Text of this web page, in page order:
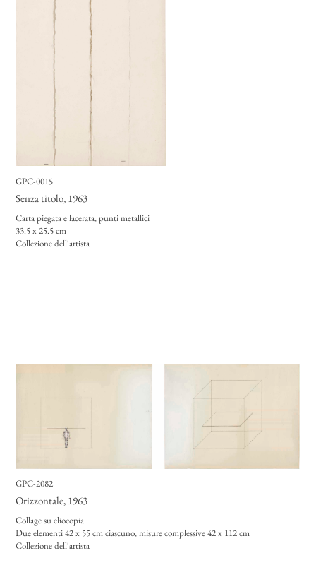
GPC-0015
Senza titolo, 1963
Carta piegata e lacerata, punti metallici
33.5 x 25.5 cm
Collezione dell'artista
GPC-2082
Orizzontale, 1963
Collage su eliocopia
Due elementi 42 x 55 cm ciascuno, misure complessive 42 x 112 cm
Collezione dell'artista